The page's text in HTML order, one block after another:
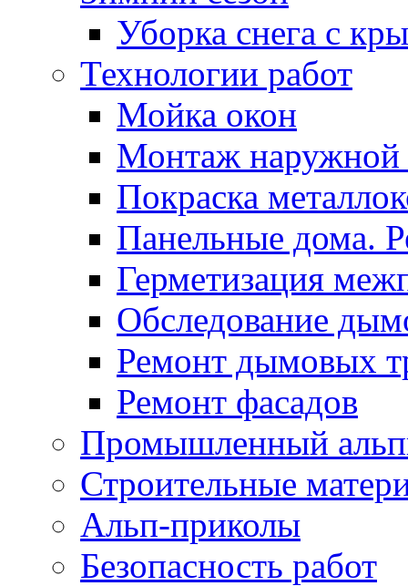
Уборка снега с
Технологии работ
Мойка окон
Монтаж наружной
Покраска
Панельные дома.
Герметизация
Обследование
Ремонт дымовых
Ремонт фасадов
Промышленный
Строительные
Альп-приколы
Безопасность работ